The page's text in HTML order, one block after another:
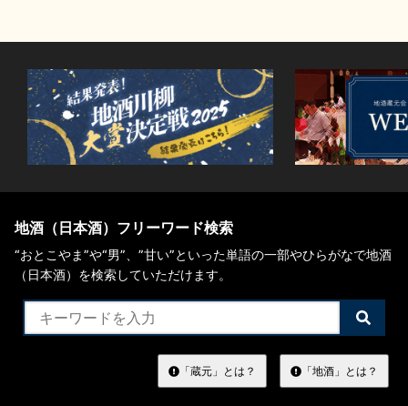
地酒（日本酒）フリーワード検索
“おとこやま”や“男”、”甘い”といった単語の一部やひらがなで地酒
（日本酒）を検索していただけます。
検
索
す
る
「蔵元」とは？ 「地酒」とは？